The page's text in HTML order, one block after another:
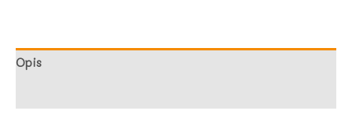
-Opis